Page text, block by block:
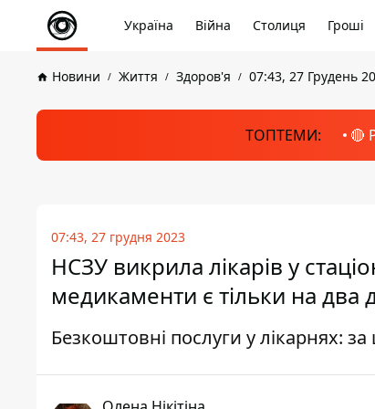
Україна Війна Столиця Гроші
Новини Життя Здоров'я 07:43, 27 Грудень
ТОПТЕМИ: 🔴
07:43, 27 грудня 2023
НСЗУ викрила лікарів у
медикаменти є тільки на два
Безкоштовні послуги у лікарнях: